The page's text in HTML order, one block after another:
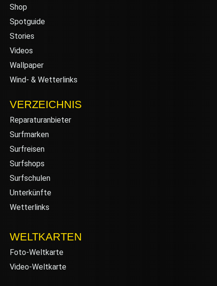
Shop
Spotguide
Stories
Videos
Wallpaper
Wind- & Wetterlinks
VERZEICHNIS
Reparaturanbieter
Surfmarken
Surfreisen
Surfshops
Surfschulen
Unterkünfte
Wetterlinks
WELTKARTEN
Foto-Weltkarte
Video-Weltkarte